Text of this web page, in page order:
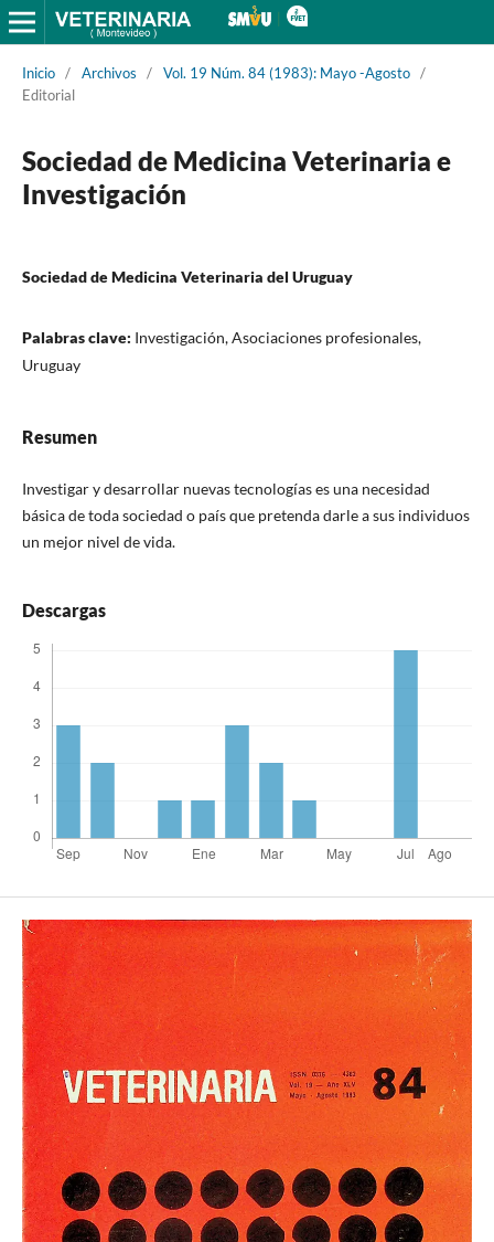
Inicio / Archivos / Vol. 19 Núm. 84 (1983): Mayo -Agosto /
Editorial
Sociedad de Medicina Veterinaria e
Investigación
Sociedad de Medicina Veterinaria del Uruguay
Palabras clave: Investigación, Asociaciones profesionales,
Uruguay
Resumen
Investigar y desarrollar nuevas tecnologías es una necesidad
básica de toda sociedad o país que pretenda darle a sus individuos
un mejor nivel de vida.
Descargas